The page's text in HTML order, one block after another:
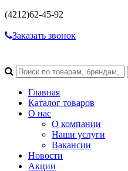
(4212)62-45-92
Заказать звонок
Главная
Каталог товаров
О нас
О компании
Наши услуги
Вакансии
Новости
Акции